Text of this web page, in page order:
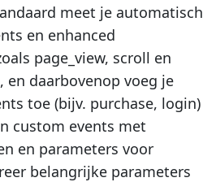
meet je automatisch
en enhanced
page_view, scroll en
en daarbovenop voeg je
toe (bijv. purchase, login)
custom events met
en parameters voor
belangrijke parameters